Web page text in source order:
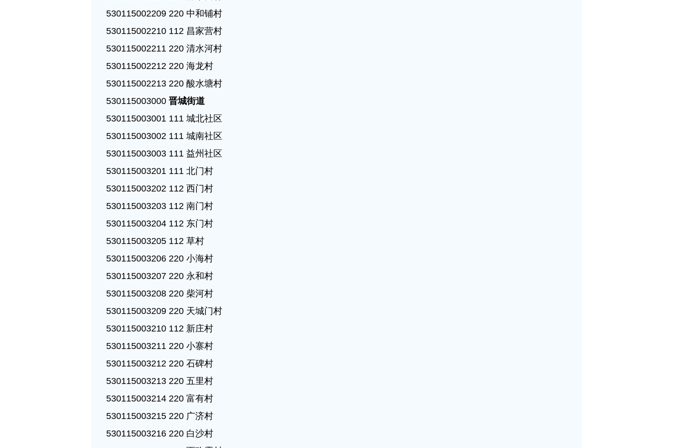
530115002209 220 中和铺村
530115002210 112 昌家营村
530115002211 220 清水河村
530115002212 220 海龙村
530115002213 220 酸水塘村
530115003000 晋城街道
530115003001 111 城北社区
530115003002 111 城南社区
530115003003 111 益州社区
530115003201 111 北门村
530115003202 112 西门村
530115003203 112 南门村
530115003204 112 东门村
530115003205 112 草村
530115003206 220 小海村
530115003207 220 永和村
530115003208 220 柴河村
530115003209 220 天城门村
530115003210 112 新庄村
530115003211 220 小寨村
530115003212 220 石碑村
530115003213 220 五里村
530115003214 220 富有村
530115003215 220 广济村
530115003216 220 白沙村